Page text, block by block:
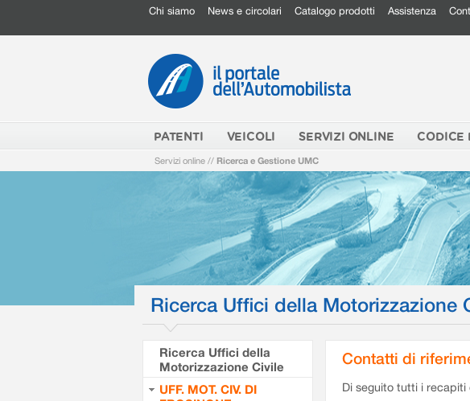
Chi siamo News e circolari Catalogo prodotti Assistenza
PATENTI VEICOLI SERVIZI ONLINE CODICE
Servizi online // Ricerca e Gestione UMC
Ricerca Uffici della Motorizzazione
Ricerca Uffici della
Motorizzazione Civile
UFF. MOT. CIV. DI
Contatti di
Di seguito tutti i